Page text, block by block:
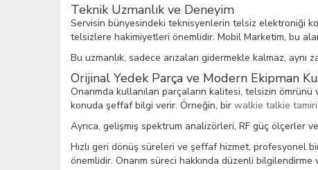
Teknik Uzmanlık ve Deneyim
Servisin bünyesindeki teknisyenlerin telsiz elektroniği
telsizlere hakimiyetleri önemlidir. Mobil Marketim, bu
Bu uzmanlık, sadece arızaları gidermekle kalmaz,
Orijinal Yedek Parça ve Modern Ekipman
Onarımda kullanılan parçaların kalitesi, telsizin
konuda şeffaf bilgi verir. Örneğin, bir walkie talkie tamiri
Ayrıca, gelişmiş spektrum analizörleri, RF güç ölçerler
Hızlı geri dönüş süreleri ve şeffaf hizmet, profesyonel
önemlidir. Onarım süreci hakkında düzenli